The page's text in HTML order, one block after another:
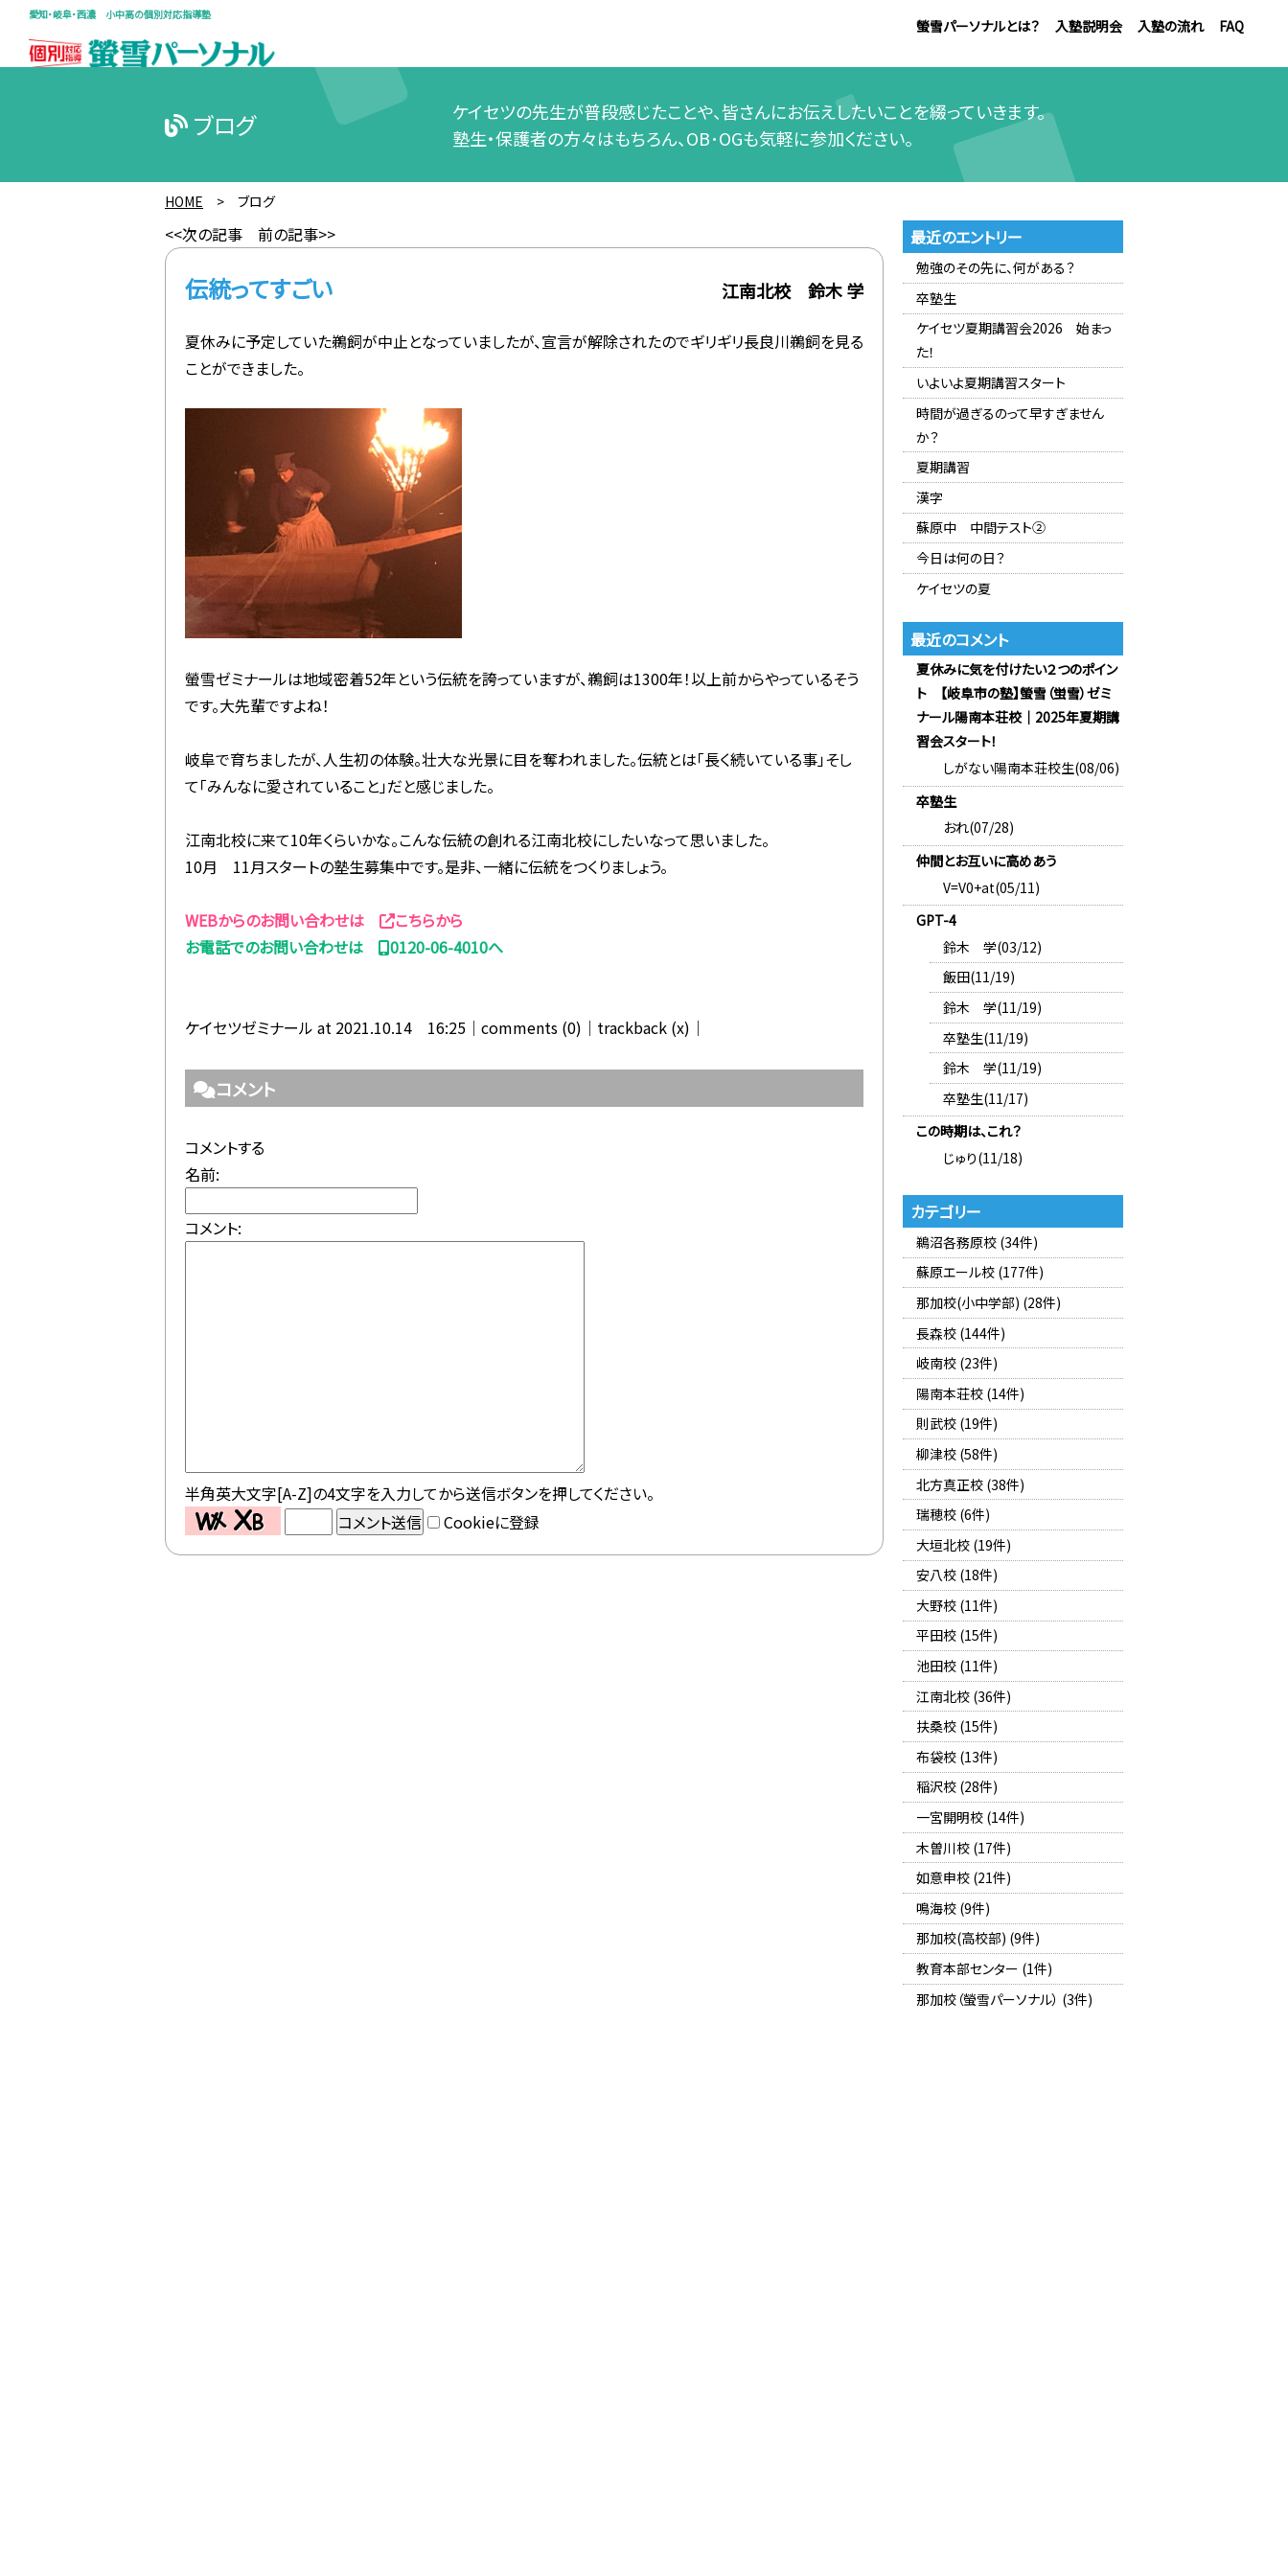
愛知・岐阜・西濃 小中高の個別対応指導塾
螢雪パーソナルとは？ 入塾説明会 入塾の流れ FAQ
ブログ
ケイセツの先生が普段感じたことや、皆さんにお伝えしたいことを綴っていきます。
塾生・保護者の方々はもちろん、OB･OGも気軽に参加ください。
HOME > ブログ
<<次の記事 前の記事>>
伝統ってすごい 江南北校 鈴木 学
夏休みに予定していた鵜飼が中止となっていましたが、宣言が解除されたのでギリギリ長良川鵜飼を見る
ことができました。
螢雪ゼミナールは地域密着52年という伝統を誇っていますが、鵜飼は1300年！以上前からやっているそう
です。大先輩ですよね！
岐阜で育ちましたが、人生初の体験。壮大な光景に目を奪われました。伝統とは「長く続いている事」そし
て「みんなに愛されていること」だと感じました。
江南北校に来て10年くらいかな。こんな伝統の創れる江南北校にしたいなって思いました。
10月 11月スタートの塾生募集中です。是非、一緒に伝統をつくりましょう。
WEBからのお問い合わせは
こちらから
お電話でのお問い合わせは
0120-06-4010へ
ケイセツゼミナール at 2021.10.14 16:25│ comments (0) │trackback (x)│
コメント
コメントする
名前:
コメント:
半角英大文字[A-Z]の4文字を入力してから送信ボタンを押してください。
Cookieに登録
最近のエントリー
勉強のその先に、何がある？
卒塾生
ケイセツ夏期講習会2026 始まっ
た！
いよいよ夏期講習スタート
時間が過ぎるのって早すぎません
か？
夏期講習
漢字
蘇原中 中間テスト②
今日は何の日？
ケイセツの夏
最近のコメント
夏休みに気を付けたい２つのポイン
ト 【岐阜市の塾】螢雪（蛍雪）ゼミ
ナール陽南本荘校｜2025年夏期講
習会スタート！
しがない陽南本荘校生(08/06)
卒塾生
おれ(07/28)
仲間とお互いに高めあう
V=V0+at(05/11)
GPT-4
鈴木 学(03/12)
飯田(11/19)
鈴木 学(11/19)
卒塾生(11/19)
鈴木 学(11/19)
卒塾生(11/17)
この時期は、これ？
じゅり(11/18)
カテゴリー
鵜沼各務原校 (34件)
蘇原エール校 (177件)
那加校(小中学部) (28件)
長森校 (144件)
岐南校 (23件)
陽南本荘校 (14件)
則武校 (19件)
柳津校 (58件)
北方真正校 (38件)
瑞穂校 (6件)
大垣北校 (19件)
安八校 (18件)
大野校 (11件)
平田校 (15件)
池田校 (11件)
江南北校 (36件)
扶桑校 (15件)
布袋校 (13件)
稲沢校 (28件)
一宮開明校 (14件)
木曽川校 (17件)
如意申校 (21件)
鳴海校 (9件)
那加校(高校部) (9件)
教育本部センター (1件)
那加校（螢雪パーソナル） (3件)